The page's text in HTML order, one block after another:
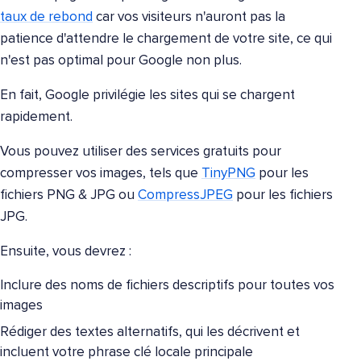
taux de rebond car vos visiteurs n'auront pas la
patience d'attendre le chargement de votre site, ce qui
n'est pas optimal pour Google non plus.
En fait, Google privilégie les sites qui se chargent
rapidement.
Vous pouvez utiliser des services gratuits pour
compresser vos images, tels que TinyPNG pour les
fichiers PNG & JPG ou CompressJPEG pour les fichiers
JPG.
Ensuite, vous devrez :
Inclure des noms de fichiers descriptifs pour toutes vos
images
Rédiger des textes alternatifs, qui les décrivent et
incluent votre phrase clé locale principale